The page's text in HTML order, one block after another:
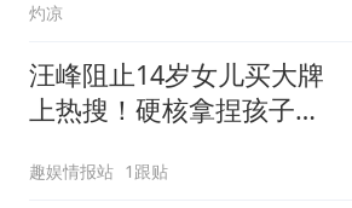
灼凉
汪峰阻止14岁女儿买大牌
上热搜！硬核拿捏孩子消
年、八成是网购
趣娱情报站 1跟贴